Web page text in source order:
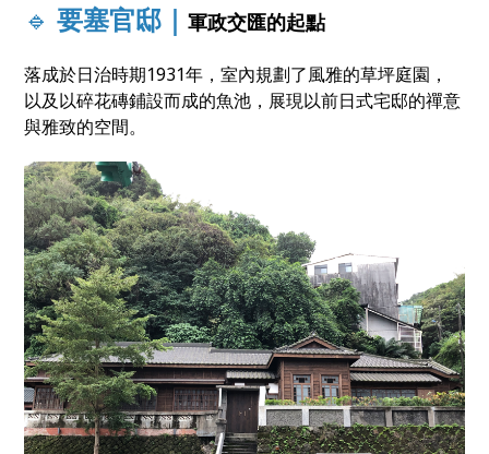
🔹要塞官邸｜軍政交匯的起點
落成於日治時期1931年，室內規劃了風雅的草坪庭園，
以及以碎花磚鋪設而成的魚池，展現以前日式宅邸的禪意
與雅致的空間。